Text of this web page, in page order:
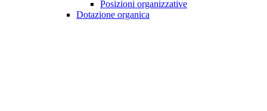
Posizioni organizzative
Dotazione organica